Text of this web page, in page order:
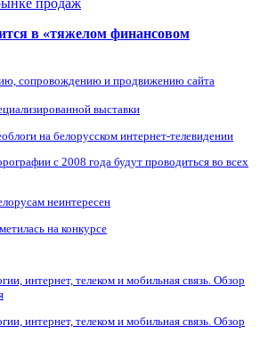
продаж
в «тяжелом финансовом
сопровождению и продвижению сайта
выставки
на белорусском интернет-телевидении
с 2008 года будут проводиться во всех
неинтересен
на конкурсе
интернет, телеком и мобильная связь. Обзор
интернет, телеком и мобильная связь. Обзор